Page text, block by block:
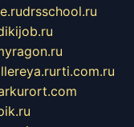
drsschool.ru
rti.com.ru